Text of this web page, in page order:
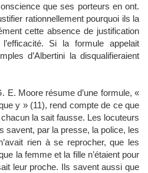
que ses porteurs en ont.
rationnellement pourquoi ils la
cette absence de justification
Si la formule appelait
d’Albertini la disqualifieraient
E. Moore résume d’une formule, «
y » (11), rend compte de ce que
la sait fausse. Les locuteurs
savent, par la presse, la police, les
rien à se reprocher, que les
la femme et la fille n’étaient pour
leur proche. Ils savent aussi que